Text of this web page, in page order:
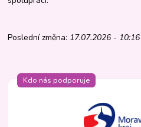
Poslední změna: 17.07.2026 - 10:16
Kdo nás podporuje